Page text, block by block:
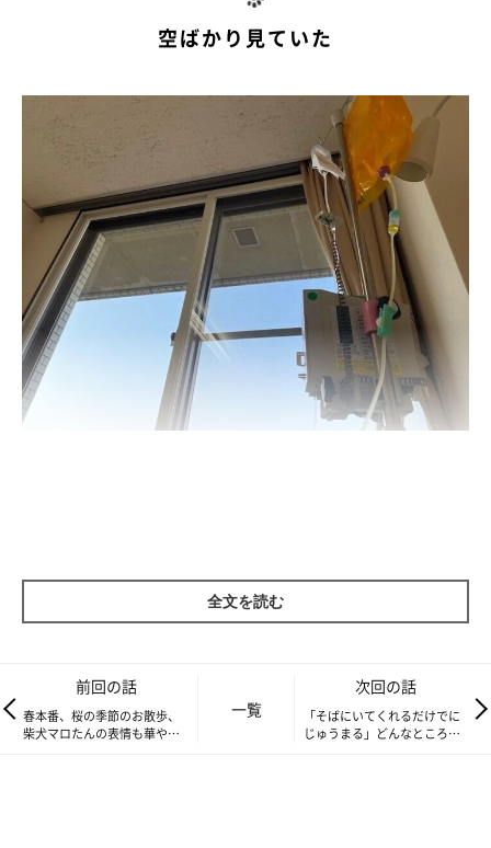
空ばかり見ていた
全文を読む
前回の話
春本番、桜の季節のお散歩、
柴犬マロたんの表情も華や
一覧
次回の話
「そばにいてくれるだけでに
じゅうまる」どんなところも